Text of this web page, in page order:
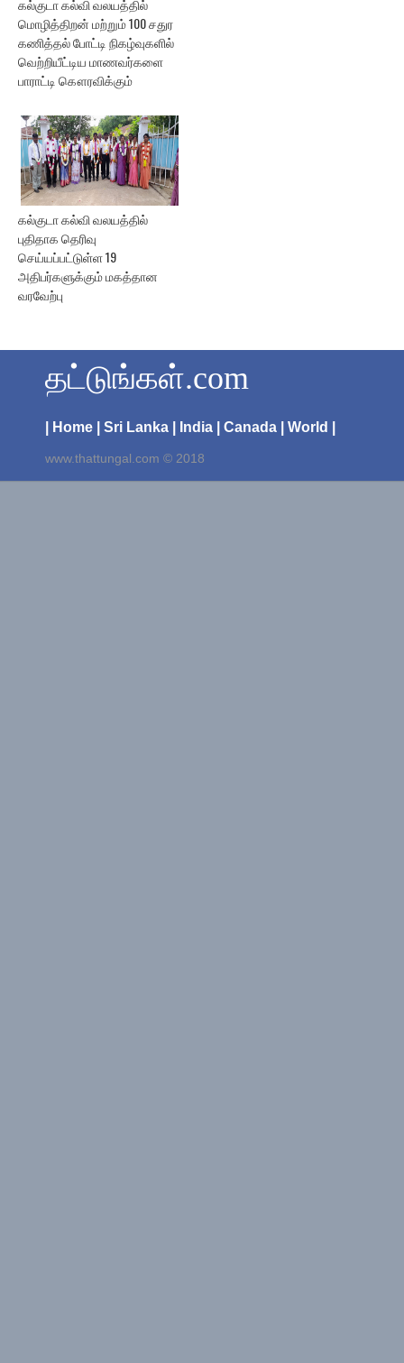
கல்குடா கல்வி வலயத்தில்
மொழித்திறன் மற்றும் 100 சதுர
கணித்தல் போட்டி நிகழ்வுகளில்
வெற்றியீட்டிய மாணவர்களை
பாராட்டி கௌரவிக்கும்
கல்குடா கல்வி வலயத்தில்
புதிதாக தெரிவு
செய்யப்பட்டுள்ள 19
அதிபர்களுக்கும் மகத்தான
வரவேற்பு
தட்டுங்கள்.com
| Home | Sri Lanka | India | Canada | World |
www.thattungal.com © 2018